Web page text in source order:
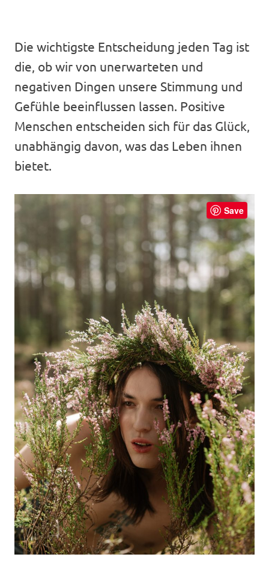
Die wichtigste Entscheidung jeden Tag ist
die, ob wir von unerwarteten und
negativen Dingen unsere Stimmung und
Gefühle beeinflussen lassen. Positive
Menschen entscheiden sich für das Glück,
unabhängig davon, was das Leben ihnen
bietet.
Save